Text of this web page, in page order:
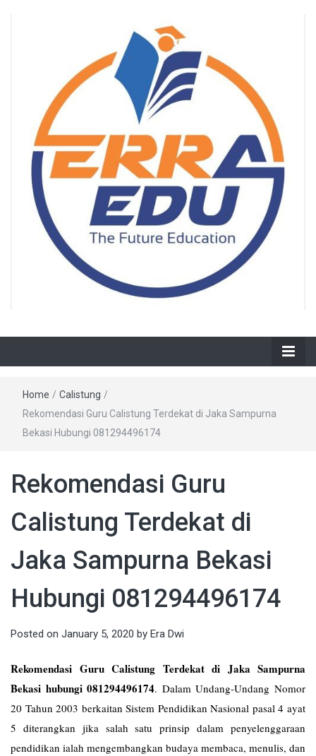
Home / Calistung /
Rekomendasi Guru Calistung Terdekat di Jaka Sampurna
Bekasi Hubungi 081294496174
Rekomendasi Guru
Calistung Terdekat di
Jaka Sampurna Bekasi
Hubungi 081294496174
Posted on January 5, 2020 by Era Dwi
Rekomendasi Guru Calistung Terdekat di Jaka Sampurna
Bekasi hubungi 081294496174. Dalam Undang-Undang Nomor
20 Tahun 2003 berkaitan Sistem Pendidikan Nasional pasal 4 ayat
5 diterangkan jika salah satu prinsip dalam penyelenggaraan
pendidikan ialah mengembangkan budaya membaca, menulis, dan